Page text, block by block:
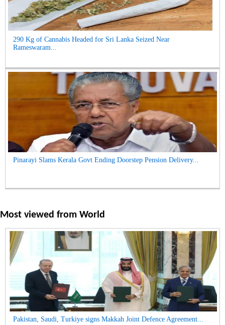
290 Kg of Cannabis Headed for Sri Lanka Seized Near
Rameswaram...
Pinarayi Slams Kerala Govt Ending Doorstep Pension Delivery...
Most viewed from World
Pakistan, Saudi, Turkiye signs Makkah Joint Defence Agreement...